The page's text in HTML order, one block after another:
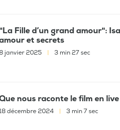
"La Fille d’un grand amour":
et secrets
janvier 2025 3 min 27 sec
nous raconte le film en
décembre 2024 3 min 7 sec